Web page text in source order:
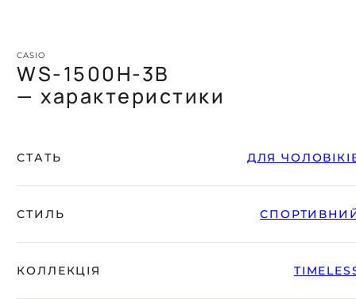
CASIO
WS-1500H-3B
— характеристики
СТАТЬ ДЛЯ
СТИЛЬ
КОЛЛЕКЦІЯ